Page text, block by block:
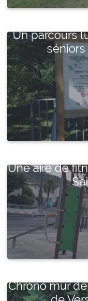
Un parcours
Une aire de
Chrono mur